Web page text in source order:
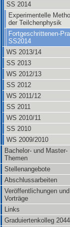
SS 2014
Experimentelle
der Teilchenphysik
Fortgeschrittenen-
SS2014
WS 2013/14
SS 2013
WS 2012/13
SS 2012
WS 2011/12
SS 2011
WS 2010/11
SS 2010
WS 2009/2010
Bachelor- und Master-
Themen
Stellenangebote
Abschlussarbeiten
Veröffentlichungen und
Vorträge
Links
Graduiertenkolleg 2044